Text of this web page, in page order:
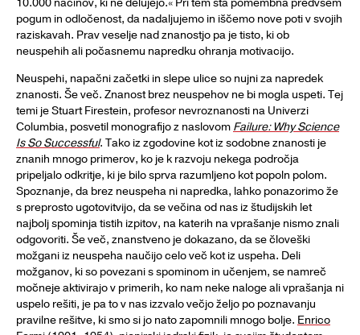
10.000 načinov, ki ne delujejo.« Pri tem sta pomembna predvsem
pogum in odločenost, da nadaljujemo in iščemo nove poti v svojih
raziskavah. Prav veselje nad znanostjo pa je tisto, ki ob
neuspehih ali počasnemu napredku ohranja motivacijo.
Neuspehi, napačni začetki in slepe ulice so nujni za napredek
znanosti. Še več. Znanost brez neuspehov ne bi mogla uspeti. Tej
temi je Stuart Firestein, profesor nevroznanosti na Univerzi
Columbia, posvetil monografijo z naslovom Failure: Why Science
Is So Successful. Tako iz zgodovine kot iz sodobne znanosti je
znanih mnogo primerov, ko je k razvoju nekega področja
pripeljalo odkritje, ki je bilo sprva razumljeno kot popoln polom.
Spoznanje, da brez neuspeha ni napredka, lahko ponazorimo že
s preprosto ugotovitvijo, da se večina od nas iz študijskih let
najbolj spominja tistih izpitov, na katerih na vprašanje nismo znali
odgovoriti. Še več, znanstveno je dokazano, da se človeški
možgani iz neuspeha naučijo celo več kot iz uspeha. Deli
možganov, ki so povezani s spominom in učenjem, se namreč
močneje aktivirajo v primerih, ko nam neke naloge ali vprašanja ni
uspelo rešiti, je pa to v nas izzvalo večjo željo po poznavanju
pravilne rešitve, ki smo si jo nato zapomnili mnogo bolje. Enrico